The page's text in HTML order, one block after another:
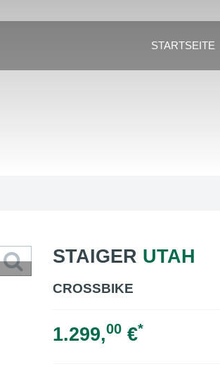
STARTSEITE
STAIGER UTAH
CROSSBIKE
1.299,00€*